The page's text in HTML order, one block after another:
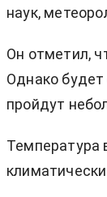
наук,
Он отметил,
Однако
пройдут
Температура